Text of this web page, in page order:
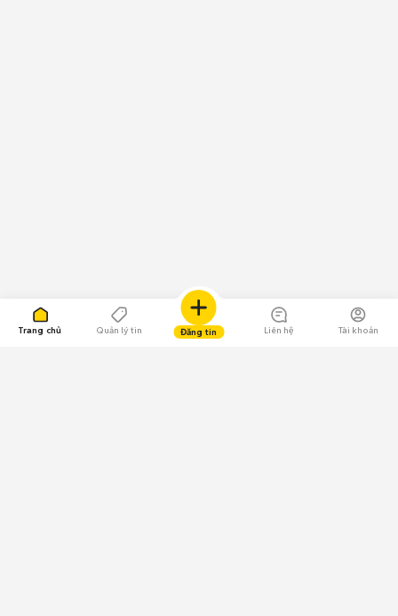
Trang chủ Quản lý tin Đăng tin Liên hệ Tài khoản